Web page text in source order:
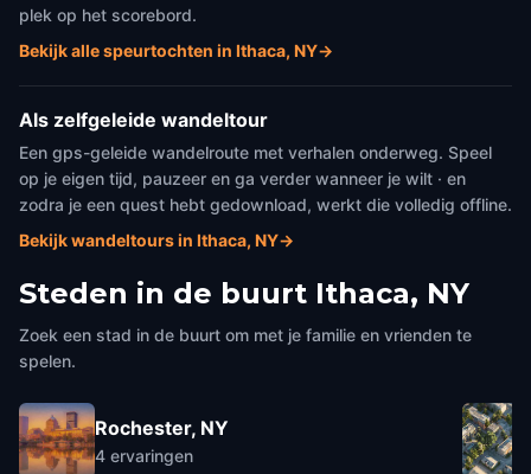
plek op het scorebord.
Bekijk alle speurtochten in Ithaca, NY→
Als zelfgeleide wandeltour
Een gps-geleide wandelroute met verhalen onderweg. Speel
op je eigen tijd, pauzeer en ga verder wanneer je wilt · en
zodra je een quest hebt gedownload, werkt die volledig offline.
Bekijk wandeltours in Ithaca, NY→
Steden in de buurt Ithaca, NY
Zoek een stad in de buurt om met je familie en vrienden te
spelen.
Rochester, NY
4 ervaringen